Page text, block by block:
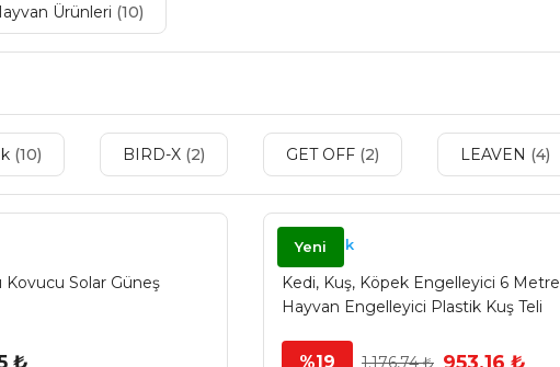
Ürünleri (10)
(10) BIRD-X (2) GET OFF (2) LEAVEN (4)
Kovucu Solar Güneş
Yeni
Kovmatik
Kedi, Kuş, Köpek Engelleyici 6 Metre
Hayvan Engelleyici Plastik Kuş Teli
%19 1.176,74 ₺